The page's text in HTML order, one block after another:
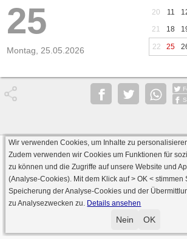
25
Montag, 25.05.2026
20
11
21
18
22 25
Datenschutz AGB
Impressum
· Serverversion: 2026 6.241 · registrierte
Online Skat Server: 142 (private
Wir verwenden Cookies, um Inhalte zu
Zudem verwenden wir Cookies um Funktionen für
zu können und die Zugriffe auf unsere Website und
(Analyse-Cookies). Mit dem Klick auf> OK < stimmen
Speicherung der Analyse-Cookies und der
zu Analysezwecken zu. Details ansehen
Nein OK